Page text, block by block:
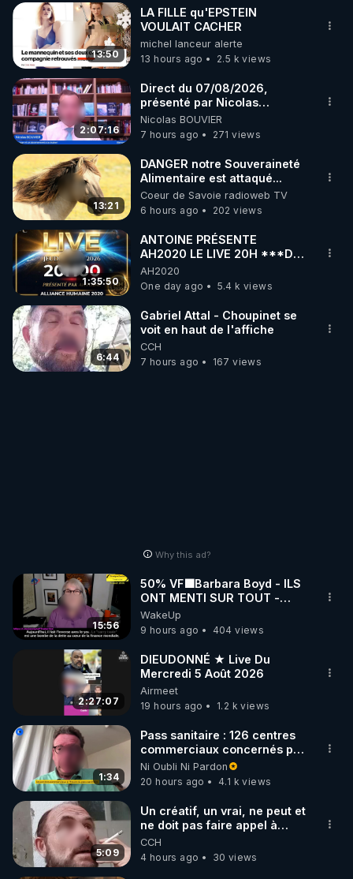
▶ 30 jours gratuit sur l’application de méditation et
de bien-être ENVOL :
Rendez-vous sur https://www.envol.app/code
le code : REGENERE
13:50
LA FILLE qu'EPSTEIN
VOULAIT CACHER
michel lanceur alerte
13 hours ago
2.5 k views
2:07:16
Direct du 07/08/2026,
présenté par Nicolas
BOUVIER
Nicolas BOUVIER
7 hours ago
271 views
13:21
DANGER notre Souveraineté
Alimentaire est attaqué...
Coeur de Savoie radioweb TV
6 hours ago
202 views
1:35:50
ANTOINE PRÉSENTE
AH2020 LE LIVE 20H ***DU
06/08/2026***
AH2020
One day ago
5.4 k views
6:44
Gabriel Attal - Choupinet se
voit en haut de l'affiche
CCH
7 hours ago
167 views
Why this ad?
15:56
50% VF🟩Barbara Boyd - ILS
ONT MENTI SUR TOUT -
Jocelyne Traduction
WakeUp
9 hours ago
404 views
2:27:07
DIEUDONNÉ ★ Live Du
Mercredi 5 Août 2026
Airmeet
19 hours ago
1.2 k views
1:34
Pass sanitaire : 126 centres
commerciaux concernés par
l'obligation dans toute la
France
Ni Oubli Ni Pardon
20 hours ago
4.1 k views
5:09
Un créatif, un vrai, ne peut et
ne doit pas faire appel à
l'intelligence artificielle
CCH
4 hours ago
30 views